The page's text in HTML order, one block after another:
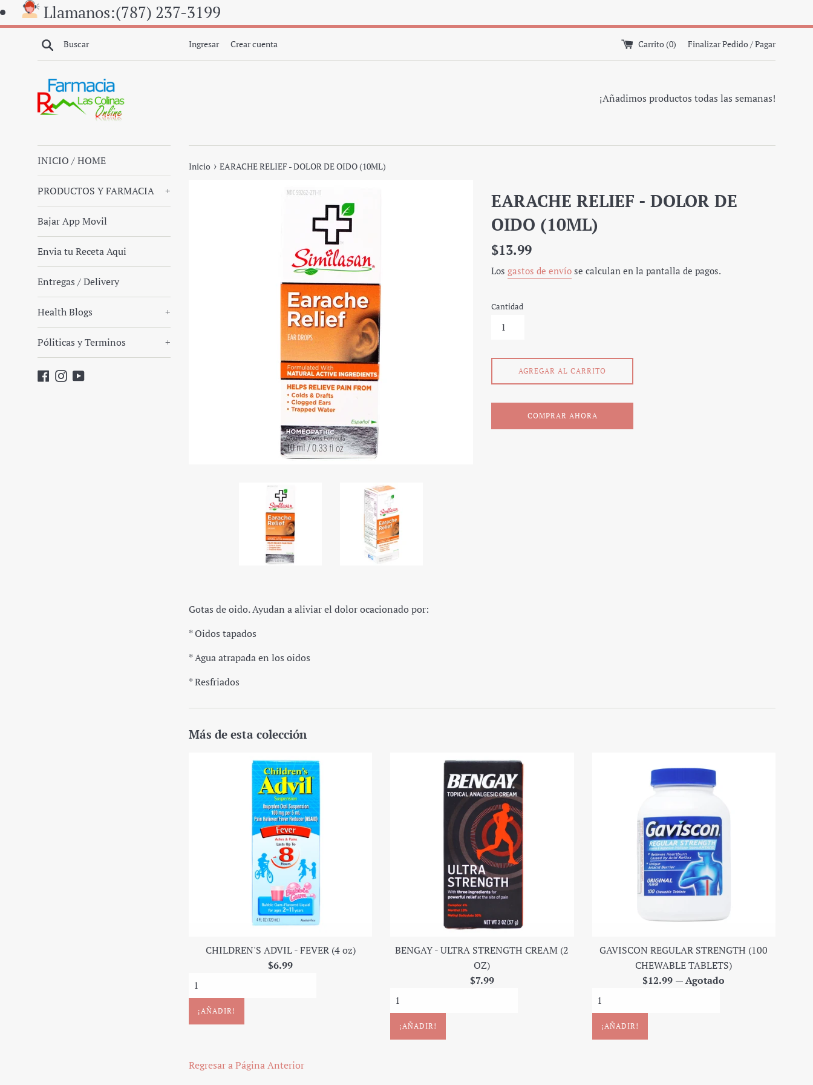
Ir
directamente
contenido
Llamanos:(787) 237-3199
Buscar Ingresar Crear cuenta Carrito (0) Finalizar Pedido / Pagar
¡Añadimos productos todas las semanas!
INICIO / HOME
PRODUCTOS Y FARMACIA +
Bajar App Movil
Envia tu Receta Aqui
Entregas / Delivery
Health Blogs +
Póliticas y Terminos +
Facebook
Instagram
YouTube
Inicio › EARACHE RELIEF - DOLOR DE OIDO (10ML)
EARACHE RELIEF - DOLOR DE
OIDO (10ML)
Precio
$13.99
Los gastos de envío se calculan en la pantalla de pagos.
Cantidad
AGREGAR AL CARRITO
COMPRAR AHORA
Gotas de oido. Ayudan a aliviar el dolor ocacionado por:
* Oidos tapados
* Agua atrapada en los oidos
* Resfriados
Más de esta colección
CHILDREN'S ADVIL - FEVER (4 oz)
Precio
$6.99
BENGAY - ULTRA STRENGTH CREAM (2
OZ)
Precio
$7.99
GAVISCON REGULAR STRENGTH (100
CHEWABLE TABLETS)
Precio
$12.99 —Agotado
Regresar a Página Anterior